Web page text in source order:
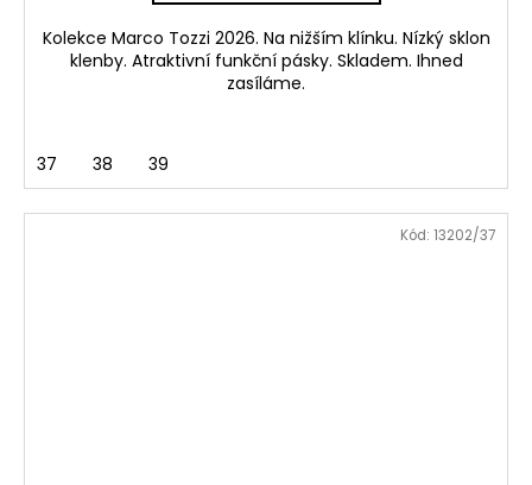
Kolekce Marco Tozzi 2026. Na nižším klínku. Nízký sklon
klenby. Atraktivní funkční pásky. Skladem. Ihned
zasíláme.
37 38 39
Kód: 13202/37